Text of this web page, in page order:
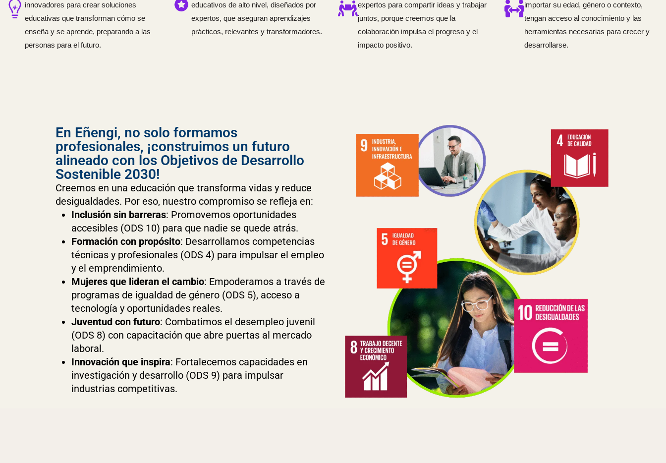
innovadores para crear soluciones
educativas que transforman cómo se
enseña y se aprende, preparando a las
personas para el futuro.
educativos de alto nivel, diseñados por
expertos, que aseguran aprendizajes
prácticos, relevantes y transformadores.
expertos para compartir ideas y trabajar
juntos, porque creemos que la
colaboración impulsa el progreso y el
impacto positivo.
importar su edad, género o contexto,
tengan acceso al conocimiento y las
herramientas necesarias para crecer y
desarrollarse.
En Eñengi, no solo formamos
profesionales, ¡construimos un futuro
alineado con los Objetivos de Desarrollo
Sostenible 2030!
Creemos en una educación que transforma vidas y reduce
desigualdades. Por eso, nuestro compromiso se refleja en:
Inclusión sin barreras: Promovemos oportunidades
accesibles (ODS 10) para que nadie se quede atrás.
Formación con propósito: Desarrollamos competencias
técnicas y profesionales (ODS 4) para impulsar el empleo
y el emprendimiento.
Mujeres que lideran el cambio: Empoderamos a través de
programas de igualdad de género (ODS 5), acceso a
tecnología y oportunidades reales.
Juventud con futuro: Combatimos el desempleo juvenil
(ODS 8) con capacitación que abre puertas al mercado
laboral.
Innovación que inspira: Fortalecemos capacidades en
investigación y desarrollo (ODS 9) para impulsar
industrias competitivas.